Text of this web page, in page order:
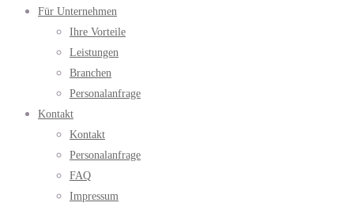
Für Unternehmen
Ihre Vorteile
Leistungen
Branchen
Personalanfrage
Kontakt
Kontakt
Personalanfrage
FAQ
Impressum